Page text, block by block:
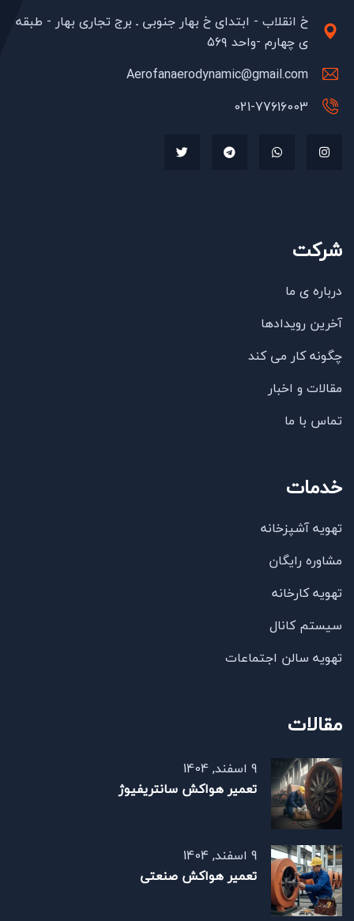
خ انقلاب - ابتدای خ بهار جنوبی ـ برج تجاری بهار - طبقه
ی چهارم -واحد ۵۶۹
Aerofanaerodynamic@gmail.com
021-77616003
شرکت
درباره ی ما
آخرین رویدادها
چگونه کار می کند
مقالات و اخبار
تماس با ما
خدمات
تهویه آشپزخانه
مشاوره رایگان
تهویه کارخانه
سیستم کانال
تهویه سالن اجتماعات
مقالات
9 اسفند, 1404
تعمیر هواکش سانتریفیوژ
9 اسفند, 1404
تعمیر هواکش صنعتی